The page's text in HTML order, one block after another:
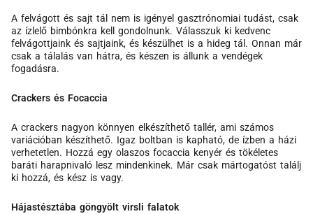
A felvágott és sajt tál nem is igényel gasztrónomiai tudást, csak
az ízlelő bimbónkra kell gondolnunk. Válasszuk ki kedvenc
felvágottjaink és sajtjaink, és készülhet is a hideg tál. Onnan már
csak a tálalás van hátra, és készen is állunk a vendégek
fogadásra.
Crackers és Focaccia
A crackers nagyon könnyen elkészíthető tallér, ami számos
variációban készíthető. Igaz boltban is kapható, de ízben a házi
verhetetlen. Hozzá egy olaszos focaccia kenyér és tökéletes
baráti harapnivaló lesz mindenkinek. Már csak mártogatóst találj
ki hozzá, és kész is vagy.
Hájastésztába göngyölt virsli falatok